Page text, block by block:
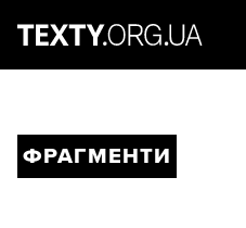
ФРАГМЕНТИ